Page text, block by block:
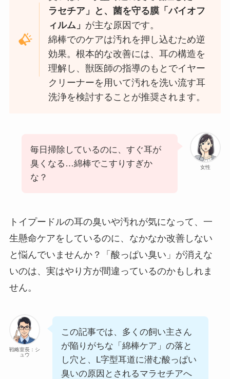
ラセチア」と、菌を守る膜「バイオフ
ィルム」 が主な原因です。
綿棒でのケアは汚れを押し込むため逆
効果。根本的な改善には、耳の構造を
理解し、獣医師の指導のもとでイヤー
クリーナーを用いて汚れを洗い流す耳
洗浄を検討することが推奨されます。
女性
毎日掃除しているのに、すぐ耳が
臭くなる…綿棒でこすりすぎか
な？
トイプードルの耳の臭いや汚れが気になって、一
生懸命ケアをしているのに、なかなか改善しない
と悩んでいませんか？「酸っぱい臭い」が消えな
いのは、実はやり方が間違っているのかもしれま
せん。
戦略室長：シ
ュウ
この記事では、多くの飼い主さん
が陥りがちな「綿棒ケア」の落と
し穴と、L字型耳道に潜む酸っぱい
臭いの原因とされるマラセチアへ